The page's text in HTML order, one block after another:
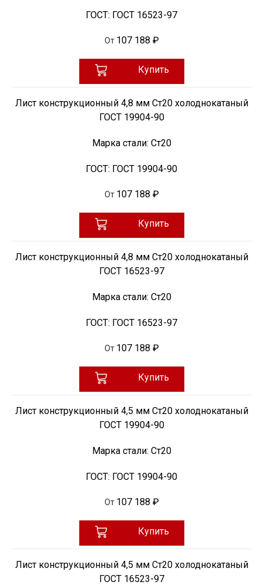
ГОСТ: ГОСТ 16523-97
От 107 188 ₽
Купить
Лист конструкционный 4,8 мм Ст20 холоднокатаный
ГОСТ 19904-90
Марка стали: Ст20
ГОСТ: ГОСТ 19904-90
От 107 188 ₽
Купить
Лист конструкционный 4,8 мм Ст20 холоднокатаный
ГОСТ 16523-97
Марка стали: Ст20
ГОСТ: ГОСТ 16523-97
От 107 188 ₽
Купить
Лист конструкционный 4,5 мм Ст20 холоднокатаный
ГОСТ 19904-90
Марка стали: Ст20
ГОСТ: ГОСТ 19904-90
От 107 188 ₽
Купить
Лист конструкционный 4,5 мм Ст20 холоднокатаный
ГОСТ 16523-97